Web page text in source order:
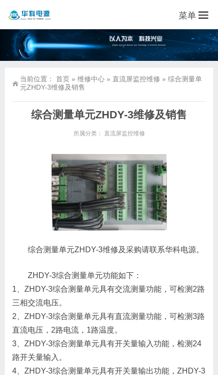
菜单
当前位置： 首页 » 维修中心 » 直流屏监控维修 » 综合测量单
元ZHDY-3维修及销售
综合测量单元ZHDY-3维修及销售
所属分类： 直流屏监控维修
综合测量单元ZHDY-3维修及采购请联系华科电源。
ZHDY-3综合测量单元功能如下：
1、ZHDY-3综合测量单元具有交流测量功能，可检测2路
三相交流电压。
2、ZHDY-3综合测量单元具有直流测量功能，可检测3路
直流电压，2路电流，1路温度。
3、ZHDY-3综合测量单元具有开关量输入功能，检测24
路开关量输入。
4、ZHDY-3综合测量单元具有开关量输出功能，ZHDY-3